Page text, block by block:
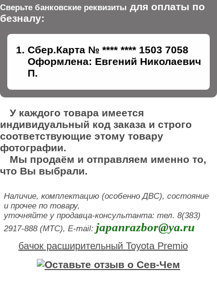
Сверьте банковские реквизиты для оплаты по
безналу:
Сбер.Карта № **** **** 1503 7058
Оформлена: Евгений Николаевич
П.
У каждого товара имеется
индивидуальный код заказа и строго
соответствующие этому товару
фотографии.
Мы продаём и отправляем именно то,
что Вы выбрали.
Наличие, комплектацию (особенно ДВС), состояние
и прочее по товару,
уточняйте у продавца-консультанта: тел. 8(383)
2917-888 (МТС), E-mail: japanrazbor@ya.ru
бачок расширительный Toyota Premio